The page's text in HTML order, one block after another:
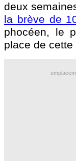
deux
la brève de
phocéen, le
place de cette